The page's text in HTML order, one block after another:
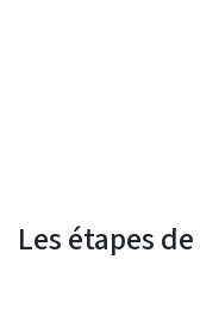
Les étapes